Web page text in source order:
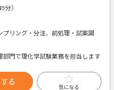
分）
プリング・分注、前処理・試薬調
部門で理化学試験業務を担当します
る
気になる